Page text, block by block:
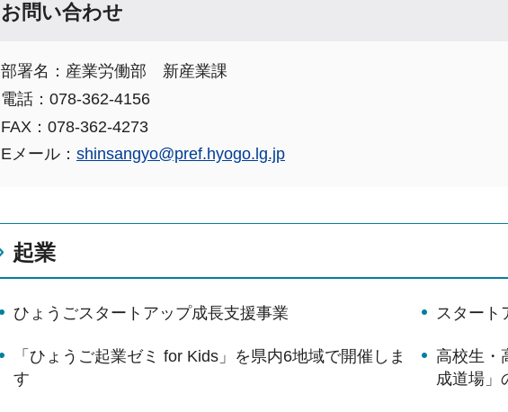
お問い合わせ
部署名：産業労働部 新産業課
電話：078-362-4156
FAX：078-362-4273
Eメール： shinsangyo@pref.hyogo.lg.jp
起業
ひょうごスタートアップ成長支援事業 スタート
「ひょうご起業ゼミ for Kids」を県内6地域で開催しま
す
高校生・
成道場」